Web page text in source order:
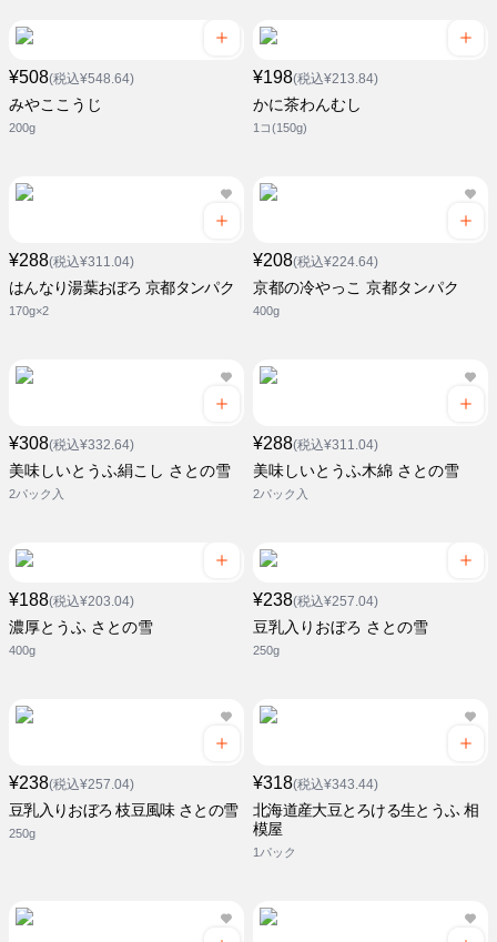
¥508(税込¥548.64)
みやここうじ
200g
¥198(税込¥213.84)
かに茶わんむし
1コ(150g)
¥288(税込¥311.04)
はんなり湯葉おぼろ 京都タンパク
170g×2
¥208(税込¥224.64)
京都の冷やっこ 京都タンパク
400g
¥308(税込¥332.64)
美味しいとうふ絹こし さとの雪
2パック入
¥288(税込¥311.04)
美味しいとうふ木綿 さとの雪
2パック入
¥188(税込¥203.04)
濃厚とうふ さとの雪
400g
¥238(税込¥257.04)
豆乳入りおぼろ さとの雪
250g
¥238(税込¥257.04)
豆乳入りおぼろ 枝豆風味 さとの雪
250g
¥318(税込¥343.44)
北海道産大豆とろける生とうふ 相
模屋
1パック